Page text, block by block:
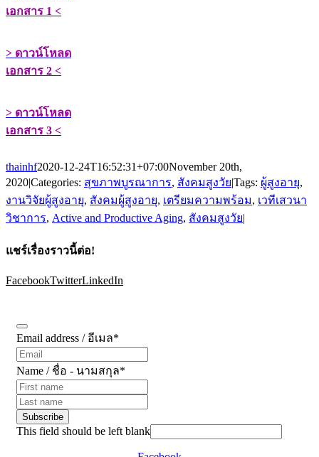
เอกสาร 1 <
> ดาวน์โหลด
เอกสาร 2 <
> ดาวน์โหลด
เอกสาร 3 <
thainhf2020-12-24T16:52:31+07:00November 20th,
2020|Categories: สุขภาพบูรณาการ, สังคมสูงวัย|Tags: ผู้สูงอายุ,
งานวิจัยผู้สูงอายุ, สังคมผู้สูงอายุ, เตรียมความพร้อม, เวทีเสวนา
วิชาการ, Active and Productive Aging, สังคมสูงวัย|
แชร์เรื่องราวนี้ต่อ!
FacebookTwitterLinkedIn
Email address / อีเมล*
Name / ชื่อ - นามสกุล*
Subscribe
This field should be left blank